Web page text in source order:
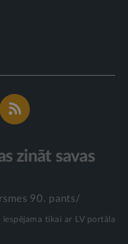
zināt savas
90. pants/
tikai ar LV portāla